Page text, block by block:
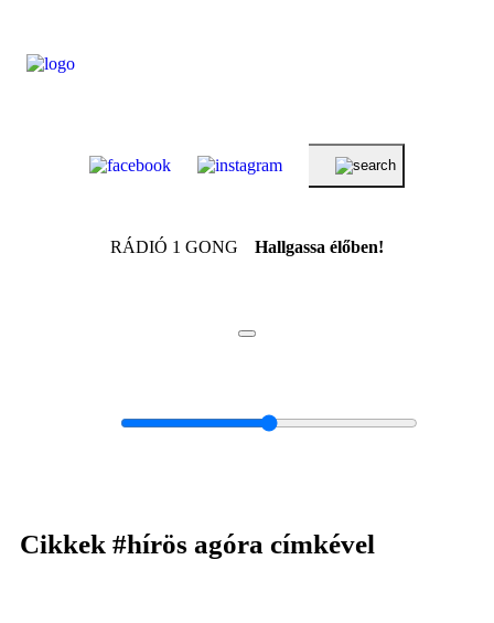
RÁDIÓ 1 GONG Hallgassa élőben!
Cikkek #hírös agóra címkével